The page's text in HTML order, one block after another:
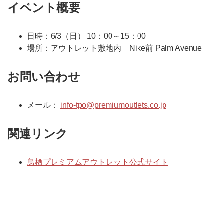
イベント概要
日時：6/3（ 日 ） 10：00～15：00
場所：アウトレット敷地内 Nike前 Palm Avenue
お問い合わせ
メール： info-tpo@premiumoutlets.co.jp
関連リンク
鳥栖プレミアムアウトレット公式サイト